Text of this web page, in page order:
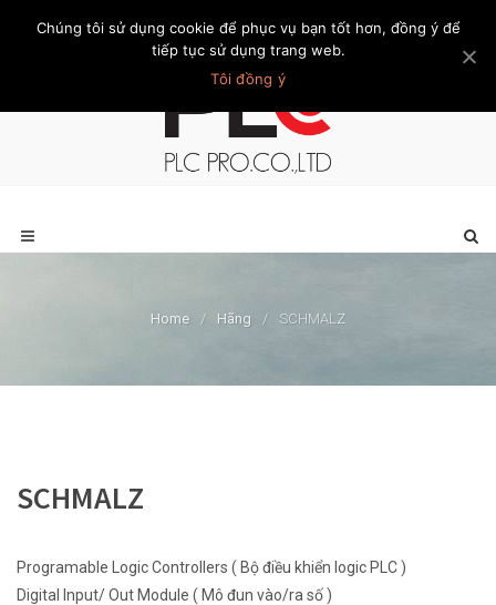
Trang chủ Giới thiệu Khách hàng Liên hệ Thành viên
Home / Hãng / SCHMALZ
SCHMALZ
Programable Logic Controllers ( Bộ điều khiển logic PLC )
Digital Input/ Out Module ( Mô đun vào/ra số )
Chúng tôi sử dụng cookie để phục vụ bạn tốt hơn, đồng ý để
tiếp tục sử dụng trang web.
Tôi đồng ý